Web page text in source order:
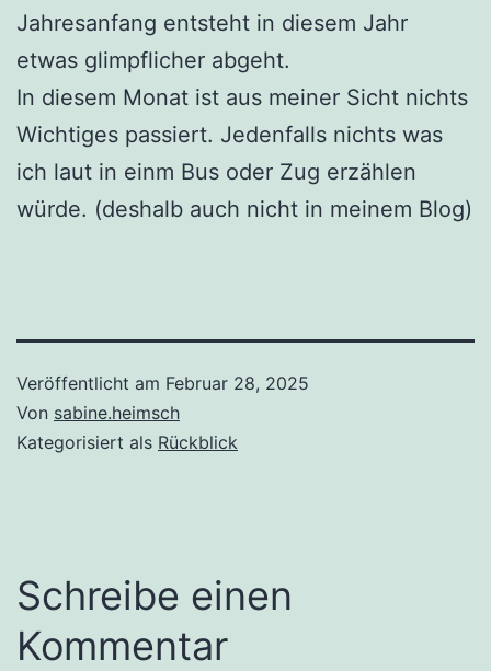
Jahresanfang entsteht in diesem Jahr
etwas glimpflicher abgeht.
In diesem Monat ist aus meiner Sicht nichts
Wichtiges passiert. Jedenfalls nichts was
ich laut in einm Bus oder Zug erzählen
würde. (deshalb auch nicht in meinem Blog)
Veröffentlicht am Februar 28, 2025
Von sabine.heimsch
Kategorisiert als Rückblick
Schreibe einen
Kommentar